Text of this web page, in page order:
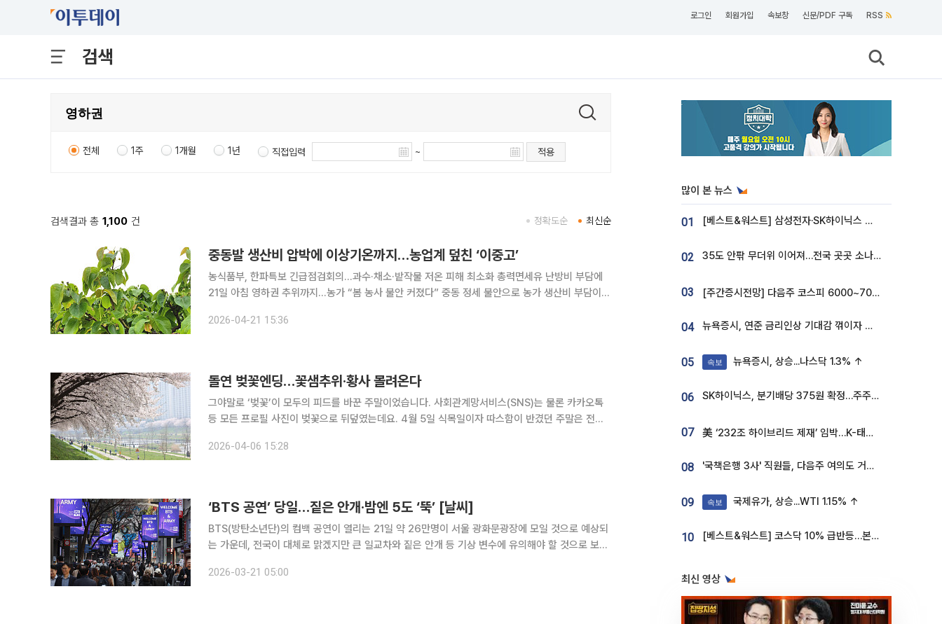
로그인 회원가입 속보창 신문/PDF 구독 RSS
검색
전체 1주 1개월 1년 직접입력 ~ 적용
검색결과 총 1,100 건 최신순
정확도순
중동발 생산비 압박에 이상기온까지…농업계 덮친 ‘이중고’
농식품부, 한파특보 긴급점검회의…과수·채소·밭작물 저온 피해 최소화 총력면세유 난방비 부담에
21일 아침 영하권 추위까지…농가 “봄 농사 불안 커졌다” 중동 정세 불안으로 농가 생산비 부담이
고 있다. 과수와 채소, 밭작물 등 농작물 전반이 저온 변수에 노출되면서
2026-04-21 15:36
돌연 벚꽃엔딩…꽃샘추위·황사 몰려온다
그야말로 ‘벚꽃’이 모두의 피드를 바꾼 주말이었습니다. 사회관계망서비스(SNS)는 물론 카카오톡
등 모든 프로필 사진이 벚꽃으로 뒤덮였는데요. 4월 5일 식목일이자 따스함이 반겼던 주말은 전국
울 여의도 윤중로와 송파 석촌호수 등 벚꽃 명소에서는 각각 벚꽃
2026-04-06 15:28
‘BTS 공연’ 당일…짙은 안개·밤엔 5도 ‘뚝’ [날씨]
BTS(방탄소년단)의 컴백 공연이 열리는 21일 약 26만명이 서울 광화문광장에 모일 것으로 예상되
는 가운데, 전국이 대체로 맑겠지만 큰 일교차와 짙은 안개 등 기상 변수에 유의해야 할 것으로 보인
를 보이겠다. 다만 낮 동안 햇볕으로 달궈진 지표면이 밤사이 빠
2026-03-21 05:00
많이 본 뉴스
01 [베스트&워스트] 삼성전자·SK하이닉스 밀린 한 주…상상인증권은 85% 급등
02 35도 안팎 무더위 이어져…전국 곳곳 소나기 [오늘 날씨]
03 [주간증시전망] 다음주 코스피 6000~7000⋯“外人 수급은 정책이 변수”
04 뉴욕증시, 연준 금리인상 기대감 꺾이자 상승...S&P500 사상 최고치 [종합]
05 속보 뉴욕증시, 상승...나스닥 1.3% ↑
06 SK하이닉스, 분기배당 375원 확정…주주환원책 9월로 앞당겨 발표
07 美 ‘232조 하이브리드 제재’ 임박…K-태양광, 불확실성 털고 날개 다나
08 '국책은행 3사' 직원들, 다음주 여의도 거리 나서는 까닭은
09 속보 국제유가, 상승...WTI 1.15% ↑
10 [베스트&워스트] 코스닥 10% 급반등…본느, 최대주주 변경 기대에 270% 폭등
최신 영상